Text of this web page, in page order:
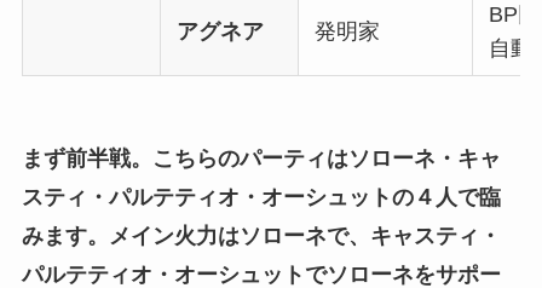
アグネア 発明家
BP
自動
まず前半戦。こちらのパーティはソローネ・キャ
スティ・パルテティオ・オーシュットの４人で臨
みます。メイン火力はソローネで、キャスティ・
パルテティオ・オーシュットでソローネをサポー